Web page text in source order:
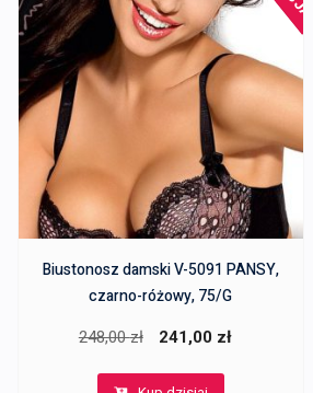
Biustonosz damski V-5091 PANSY,
czarno-różowy, 75/G
248,00zł
Pierwotna
241,00 zł